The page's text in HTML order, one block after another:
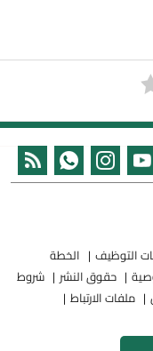
التوظيف
الخطة
حقوق النشر
شروط
ملفات الارتباط